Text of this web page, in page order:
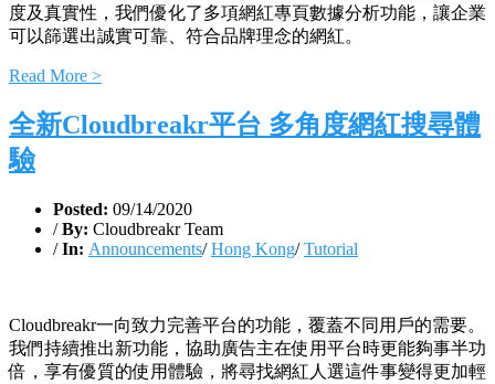
度及真實性，我們優化了多項網紅專頁數據分析功能，讓企業
可以篩選出誠實可靠、符合品牌理念的網紅。
Read More >
全新Cloudbreakr平台 多角度網紅搜尋體
驗
Posted: 09/14/2020
/ By: Cloudbreakr Team
/ In: Announcements/Hong Kong/Tutorial
Cloudbreakr一向致力完善平台的功能，覆蓋不同用戶的需要。
我們持續推出新功能，協助廣告主在使用平台時更能夠事半功
倍，享有優質的使用體驗，將尋找網紅人選這件事變得更加輕